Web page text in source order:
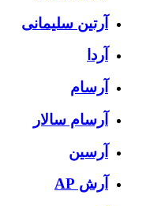
آرتین سلیمانی
آردا
آرسام
آرسام سالار
آرسین
آرش AP